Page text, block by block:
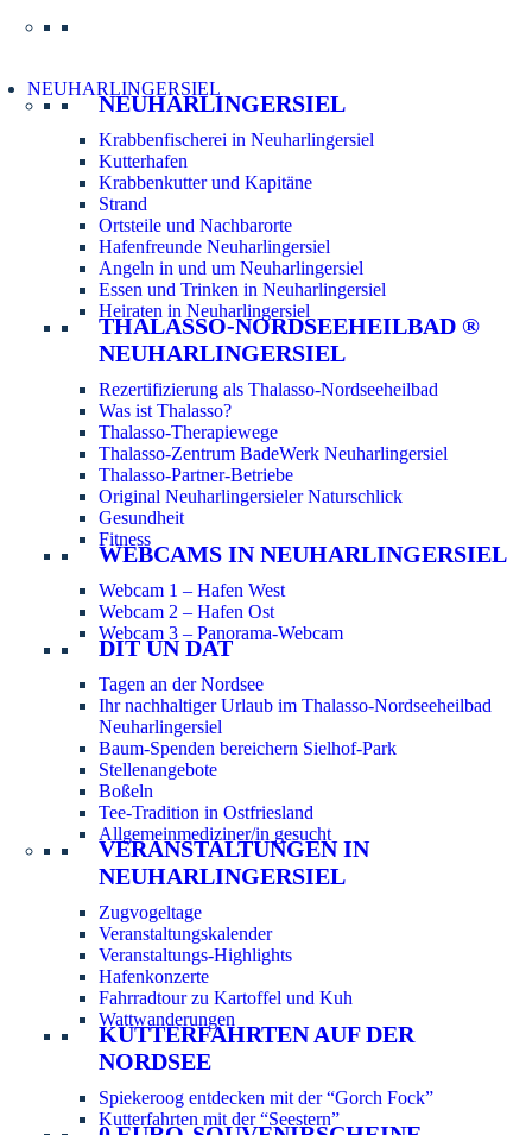
NEUHARLINGERSIEL
NEUHARLINGERSIEL
Krabbenfischerei in Neuharlingersiel
Kutterhafen
Krabbenkutter und Kapitäne
Strand
Ortsteile und Nachbarorte
Hafenfreunde Neuharlingersiel
Angeln in und um Neuharlingersiel
Essen und Trinken in Neuharlingersiel
Heiraten in Neuharlingersiel
THALASSO-NORDSEEHEILBAD ®
NEUHARLINGERSIEL
Rezertifizierung als Thalasso-Nordseeheilbad
Was ist Thalasso?
Thalasso-Therapiewege
Thalasso-Zentrum BadeWerk Neuharlingersiel
Thalasso-Partner-Betriebe
Original Neuharlingersieler Naturschlick
Gesundheit
Fitness
WEBCAMS IN NEUHARLINGERSIEL
Webcam 1 – Hafen West
Webcam 2 – Hafen Ost
Webcam 3 – Panorama-Webcam
DIT UN DAT
Tagen an der Nordsee
Ihr nachhaltiger Urlaub im Thalasso-Nordseeheilbad
Neuharlingersiel
Baum-Spenden bereichern Sielhof-Park
Stellenangebote
Boßeln
Tee-Tradition in Ostfriesland
Allgemeinmediziner/in gesucht
VERANSTALTUNGEN IN
NEUHARLINGERSIEL
Zugvogeltage
Veranstaltungskalender
Veranstaltungs-Highlights
Hafenkonzerte
Fahrradtour zu Kartoffel und Kuh
Wattwanderungen
KUTTERFAHRTEN AUF DER
NORDSEE
Spiekeroog entdecken mit der “Gorch Fock”
Kutterfahrten mit der “Seestern”